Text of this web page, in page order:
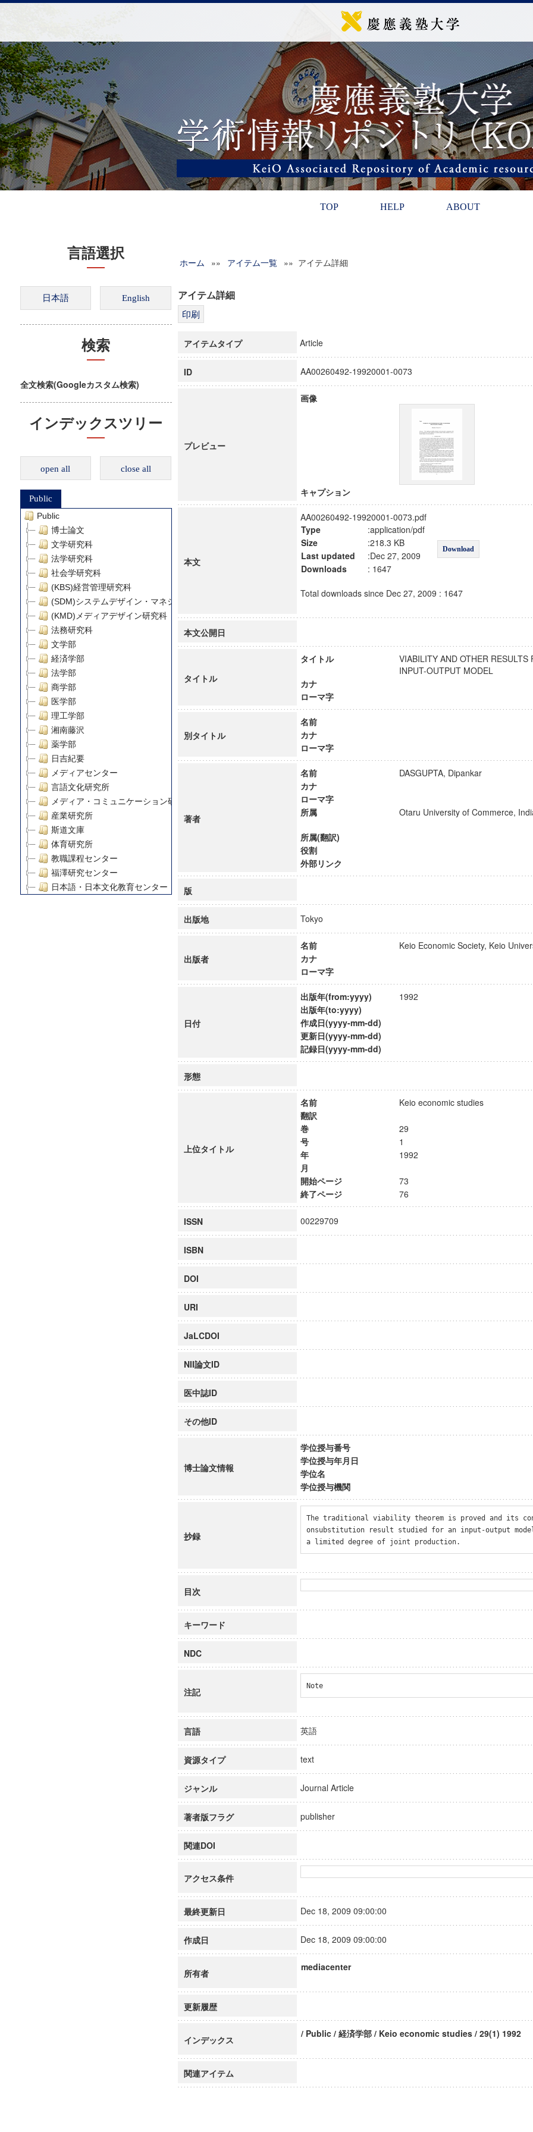
TOP HELP ABOUT
言語選択
検索
全文検索(Googleカスタム検索)
インデックスツリー
open all close all
Public
Public
博士論文
文学研究科
法学研究科
社会学研究科
(KBS)経営管理研究科
(SDM)システムデザイン・マネジメント研究科
(KMD)メディアデザイン研究科
法務研究科
文学部
経済学部
法学部
商学部
医学部
理工学部
湘南藤沢
薬学部
日吉紀要
メディアセンター
言語文化研究所
メディア・コミュニケーション研究所
産業研究所
斯道文庫
体育研究所
教職課程センター
福澤研究センター
日本語・日本文化教育センター
慶應義塾大学グローバルCOEプログラム市民社会ガバナンス教育研究センター
慶應義塾大学グローバルCOEプログラム論理と感性の先端的教育研究拠点
博士課程教育リーディングプログラム「超成熟社会発展のサイエンス」
ホーム »» アイテム一覧 »» アイテム詳細
アイテム詳細
アイテムタイプ Article
ID AA00260492-19920001-0073
プレビュー
画像
キャプション
本文
AA00260492-19920001-0073.pdf
Type
:application/pdf
Download
Size
:218.3 KB
Last updated
:Dec 27, 2009
Downloads
: 1647
Total downloads since Dec 27, 2009 : 1647
本文公開日
タイトル
タイトル
VIABILITY AND OTHER RESULTS
INPUT-OUTPUT MODEL
カナ
ローマ字
別タイトル
名前
カナ
ローマ字
著者
名前
DASGUPTA, Dipankar
カナ
ローマ字
所属
Otaru University of Commerce,
所属(翻訳)
役割
外部リンク
版
出版地 Tokyo
出版者
名前
Keio Economic Society, Keio
カナ
ローマ字
日付
出版年(from:yyyy)
1992
出版年(to:yyyy)
作成日(yyyy-mm-dd)
更新日(yyyy-mm-dd)
記録日(yyyy-mm-dd)
形態
上位タイトル
名前
Keio economic studies
翻訳
巻
29
号
1
年
1992
月
開始ページ
73
終了ページ
76
ISSN 00229709
ISBN
DOI
URI
JaLCDOI
NII論文ID
医中誌ID
その他ID
博士論文情報
学位授与番号
学位授与年月日
学位名
学位授与機関
抄録
The traditional viability theorem is proved and its
onsubstitution result studied for an input-output
a limited degree of joint production.
目次
キーワード
NDC
注記
Note
言語 英語
資源タイプ text
ジャンル Journal Article
著者版フラグ publisher
関連DOI
アクセス条件
最終更新日 Dec 18, 2009 09:00:00
作成日 Dec 18, 2009 09:00:00
所有者
mediacenter
更新履歴
インデックス
/ Public / 経済学部 / Keio economic studies / 29(1) 1992
関連アイテム